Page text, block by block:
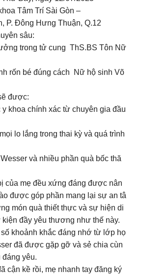
Tâm Trí Sài Gòn –
P. Đông Hưng Thuận, Q.12
sâu:
trong tử cung ThS.BS Tôn Nữ
rốn bé đúng cách Nữ hộ sinh Võ
được:
khoa chính xác từ chuyên gia đầu
lo lắng trong thai kỳ và quá trình
và nhiều phần quà bốc thă
của mẹ đều xứng đáng được nân
được góp phần mang lại sự an tâ
món quà thiết thực và sự hiện di
đầy yêu thương như thế này.
khoảnh khắc đáng nhớ từ lớp họ
đã được gặp gỡ và sẻ chia cùn
đáng yêu.
cận kề rồi, mẹ nhanh tay đăng ký